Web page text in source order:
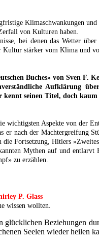
Klimaschwankungen
von Kulturen haben.
bei denen das Wetter
stärker vom Klima und
Buches» von Sven F.
Aufklärung
kennt seinen Titel, doch
Aspekte von der
nach der Machtergreifung
die Fortsetzung, Hitlers
Mythen auf und entlarvt
zu erzählen.
P. Glass
wissen wollten.
glücklichen Beziehungen
Seelen wieder heilen